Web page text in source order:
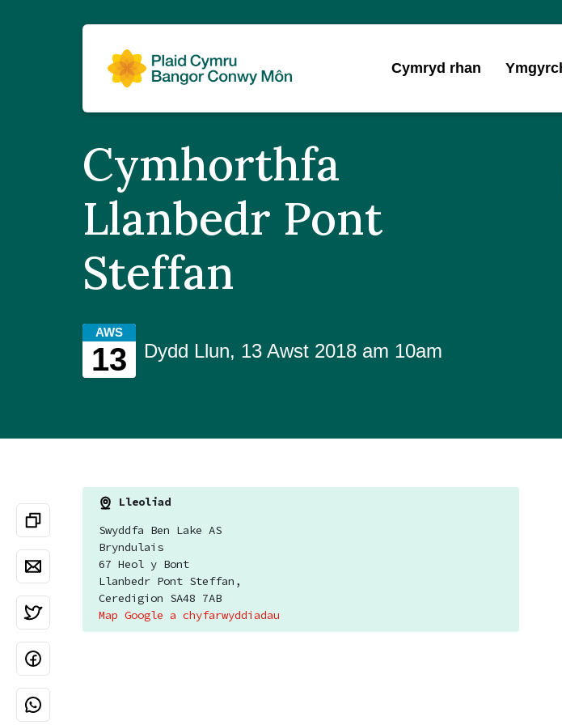
Cymryd rhan
Cymhorthfa
Llanbedr Pont
Steffan
AWS
13 Dydd Llun, 13 Awst 2018 am 10am
Lleoliad
Swyddfa Ben Lake AS
Bryndulais
67 Heol y Bont
Llanbedr Pont Steffan,
Ceredigion SA48 7AB
Map Google a chyfarwyddiadau